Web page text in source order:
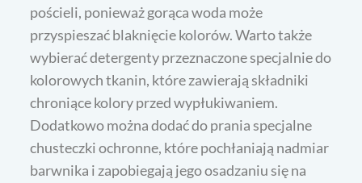
pościeli, ponieważ gorąca woda może
przyspieszać blaknięcie kolorów. Warto także
wybierać detergenty przeznaczone specjalnie do
kolorowych tkanin, które zawierają składniki
chroniące kolory przed wypłukiwaniem.
Dodatkowo można dodać do prania specjalne
chusteczki ochronne, które pochłaniają nadmiar
barwnika i zapobiegają jego osadzaniu się na